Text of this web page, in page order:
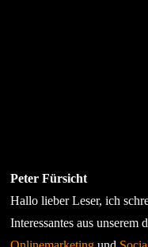
Peter Fürsicht
Hallo lieber Leser, ich
Interessantes aus